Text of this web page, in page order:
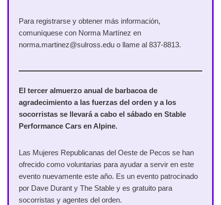
Para registrarse y obtener más información,
comuníquese con Norma Martínez en
norma.martinez@sulross.edu o llame al 837-8813.
El tercer almuerzo anual de barbacoa de
agradecimiento a las fuerzas del orden y a los
socorristas se llevará a cabo el sábado en Stable
Performance Cars en Alpine.
Las Mujeres Republicanas del Oeste de Pecos se han
ofrecido como voluntarias para ayudar a servir en este
evento nuevamente este año. Es un evento patrocinado
por Dave Durant y The Stable y es gratuito para
socorristas y agentes del orden.